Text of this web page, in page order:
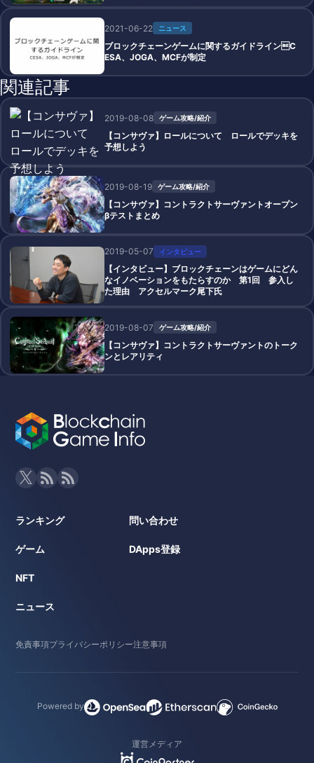
2021-06-22 ニュース
ブロックチェーンゲームに関するガイドラインC
ESA、JOGA、MCFが制定
関連記事
2019-08-08 ゲーム攻略/紹介
【コンサヴァ】ロールについて ロールでデッキを
予想しよう
2019-08-19 ゲーム攻略/紹介
【コンサヴァ】コントラクトサーヴァントオープン
βテストまとめ
2019-05-07 インタビュー
【インタビュー】ブロックチェーンはゲームにどん
なイノベーションをもたらすのか 第1回 参入し
た理由 アクセルマーク尾下氏
2019-08-07 ゲーム攻略/紹介
【コンサヴァ】コントラクトサーヴァントのトーク
ンとレアリティ
ランキング
ゲーム
NFT
ニュース
問い合わせ
DApps登録
免責事項プライバシーポリシー注意事項
Powered by
運営メディア